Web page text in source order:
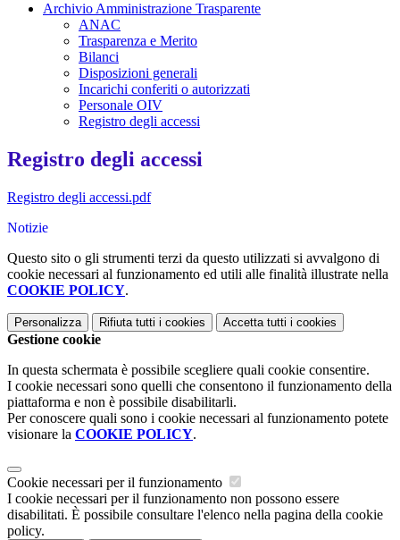
Archivio Amministrazione Trasparente
ANAC
Trasparenza e Merito
Bilanci
Disposizioni generali
Incarichi conferiti o autorizzati
Personale OIV
Registro degli accessi
Registro degli accessi
Registro degli accessi.pdf
Notizie
Questo sito o gli strumenti terzi da questo utilizzati si avvalgono di
cookie necessari al funzionamento ed utili alle finalità illustrate nella
COOKIE POLICY.
Personalizza Rifiuta tutti i cookies Accetta tutti i cookies
Gestione cookie
In questa schermata è possibile scegliere quali cookie consentire.
I cookie necessari sono quelli che consentono il funzionamento della
piattaforma e non è possibile disabilitarli.
Per conoscere quali sono i cookie necessari al funzionamento potete
visionare la COOKIE POLICY.
Cookie necessari per il funzionamento
I cookie necessari per il funzionamento non possono essere
disabilitati. È possibile consultare l'elenco nella pagina della cookie
policy.